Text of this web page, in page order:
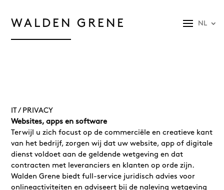
WALDEN GRENE NL
IT / PRIVACY
Websites, apps en software
Terwijl u zich focust op de commerciële en creatieve kant
van het bedrijf, zorgen wij dat uw website, app of digitale
dienst voldoet aan de geldende wetgeving en dat
contracten met leveranciers en klanten op orde zijn.
Walden Grene biedt full-service juridisch advies voor
onlineactiviteiten en adviseert bij de naleving wetgeving